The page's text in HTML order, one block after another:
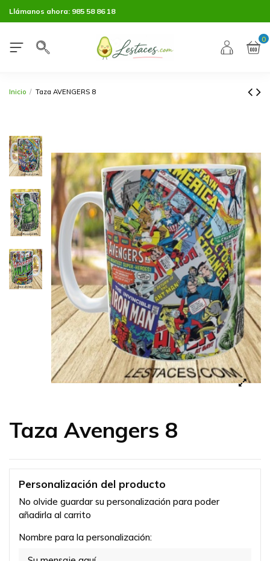
Llámanos ahora: 985 58 86 18
0
Inicio Taza AVENGERS 8
Taza Avengers 8
Personalización del producto
No olvide guardar su personalización para poder
añadirla al carrito
Nombre para la personalización: